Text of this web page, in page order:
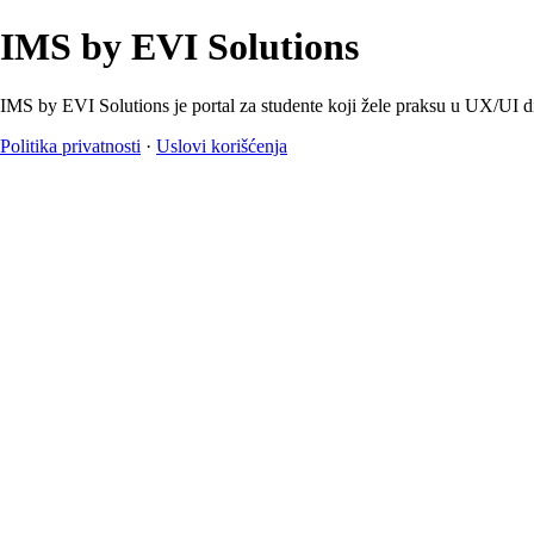
IMS by EVI Solutions
IMS by EVI Solutions je portal za studente koji žele praksu u UX/UI
Politika privatnosti · Uslovi korišćenja